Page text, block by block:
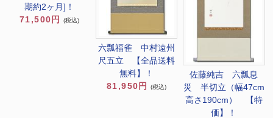
期約2ヶ月]！
71,500円
(税込)
六瓢福雀 中村遠州
尺五立 【全品送料
無料】！
81,950円
(税込)
佐藤純吉 六瓢息
災 半切立（幅47cm
高さ190cm） 【特
価】！